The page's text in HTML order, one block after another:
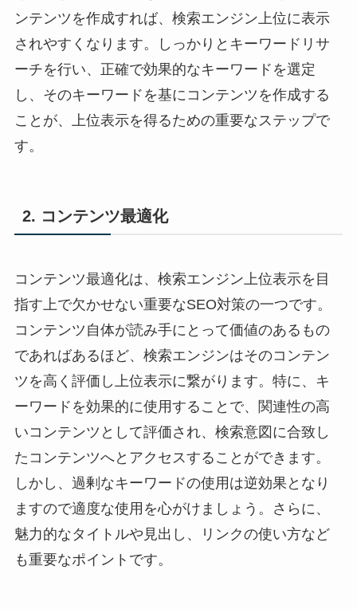
ンテンツを作成すれば、検索エンジン上位に表示
されやすくなります。しっかりとキーワードリサ
ーチを行い、正確で効果的なキーワードを選定
し、そのキーワードを基にコンテンツを作成する
ことが、上位表示を得るための重要なステップで
す。
2. コンテンツ最適化
コンテンツ最適化は、検索エンジン上位表示を目
指す上で欠かせない重要なSEO対策の一つです。
コンテンツ自体が読み手にとって価値のあるもの
であればあるほど、検索エンジンはそのコンテン
ツを高く評価し上位表示に繋がります。特に、キ
ーワードを効果的に使用することで、関連性の高
いコンテンツとして評価され、検索意図に合致し
たコンテンツへとアクセスすることができます。
しかし、過剰なキーワードの使用は逆効果となり
ますので適度な使用を心がけましょう。さらに、
魅力的なタイトルや見出し、リンクの使い方など
も重要なポイントです。